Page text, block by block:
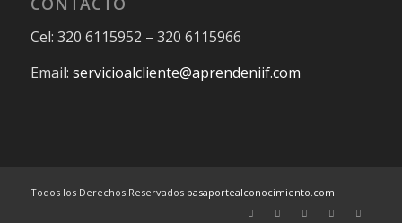
Cel: 320 6115952 – 320 6115966
Email: servicioalcliente@aprendeniif.com
Todos los Derechos Reservados pasaportealconocimiento.com